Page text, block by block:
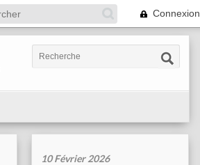
Connexion
10 Février 2026